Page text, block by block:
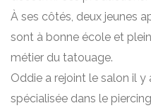
À ses côtés, deux jeunes
sont à bonne école et
métier du tatouage.
Oddie a rejoint le salon il
spécialisée dans le